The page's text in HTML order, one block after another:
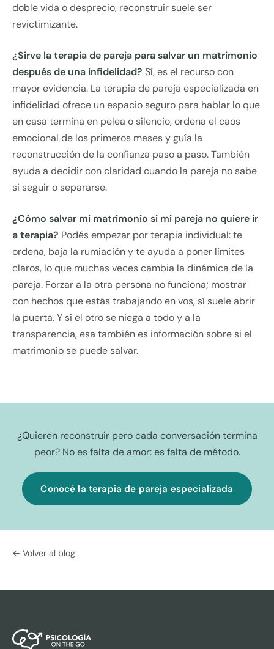
doble vida o desprecio, reconstruir suele ser
revictimizante.
¿Sirve la terapia de pareja para salvar un matrimonio
después de una infidelidad? Sí, es el recurso con
mayor evidencia. La terapia de pareja especializada en
infidelidad ofrece un espacio seguro para hablar lo que
en casa termina en pelea o silencio, ordena el caos
emocional de los primeros meses y guía la
reconstrucción de la confianza paso a paso. También
ayuda a decidir con claridad cuando la pareja no sabe
si seguir o separarse.
¿Cómo salvar mi matrimonio si mi pareja no quiere ir
a terapia? Podés empezar por terapia individual: te
ordena, baja la rumiación y te ayuda a poner límites
claros, lo que muchas veces cambia la dinámica de la
pareja. Forzar a la otra persona no funciona; mostrar
con hechos que estás trabajando en vos, sí suele abrir
la puerta. Y si el otro se niega a todo y a la
transparencia, esa también es información sobre si el
matrimonio se puede salvar.
¿Quieren reconstruir pero cada conversación termina
peor? No es falta de amor: es falta de método.
Conocé la terapia de pareja especializada
← Volver al blog